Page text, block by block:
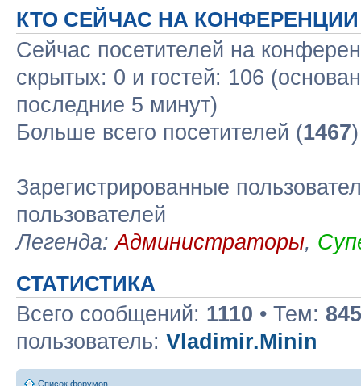
КТО СЕЙЧАС НА КОНФЕРЕНЦИИ
Сейчас посетителей на
скрытых: 0 и гостей: 106
последние 5 минут)
Больше всего посетителей (1467
Зарегистрированные
пользователей
Легенда:Администраторы,
СТАТИСТИКА
Всего сообщений: 1110 • Тем: 845
пользователь: Vladimir.Minin
Список форумов